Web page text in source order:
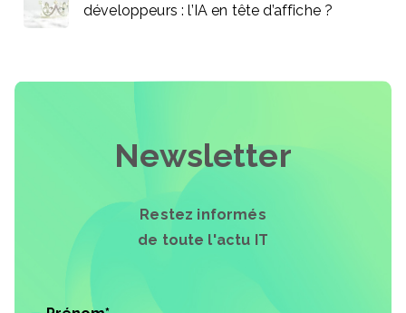
développeurs : l’IA en tête d’affiche ?
Newsletter
Restez informés
de toute l'actu IT